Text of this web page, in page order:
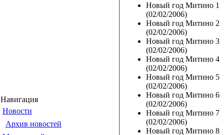
Навигация
Новости
Архив новостей
Новый год Митино 1
(02/02/2006)
Новый год Митино 2
(02/02/2006)
Новый год Митино 3
(02/02/2006)
Новый год Митино 4
(02/02/2006)
Новый год Митино 5
(02/02/2006)
Новый год Митино 6
(02/02/2006)
Новый год Митино 7
(02/02/2006)
Новый год Митино 8